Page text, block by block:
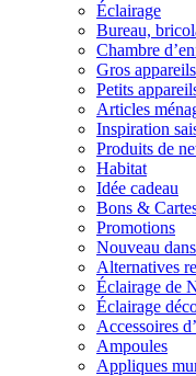
Éclairage
Bureau,
Chambre
Gros
Petits
Articles
Inspiration
Produits de
Habitat
Idée cadeau
Bons &
Promotions
Nouveau
Alternatives
Éclairage de
Éclairage
Accessoires
Ampoules
Appliques